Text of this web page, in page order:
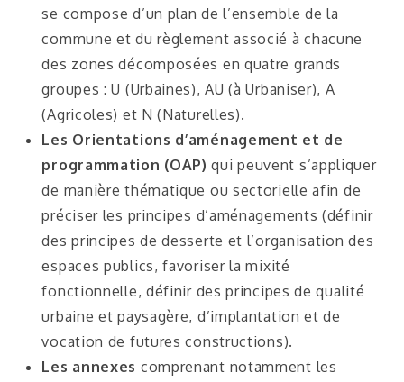
se compose d’un plan de l’ensemble de la
commune et du règlement associé à chacune
des zones décomposées en quatre grands
groupes : U (Urbaines), AU (à Urbaniser), A
(Agricoles) et N (Naturelles).
Les Orientations d’aménagement et de
programmation (OAP)qui peuvent s’appliquer
de manière thématique ou sectorielle afin de
préciser les principes d’aménagements (définir
des principes de desserte et l’organisation des
espaces publics, favoriser la mixité
fonctionnelle, définir des principes de qualité
urbaine et paysagère, d’implantation et de
vocation de futures constructions).
Les annexes comprenant notamment les